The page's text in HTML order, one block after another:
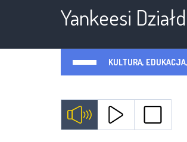
Yankeesi
KULTURA,